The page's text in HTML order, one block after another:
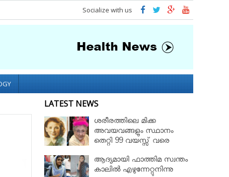
Socialize with us
LATEST NEWS
ശരീരത്തിലെ മിക്ക
അവയവങ്ങളും സ്ഥാനം
തെറ്റി 99 വയസ്സ് വരെ
ആദ്യമായി ഫാത്തിമ സ്വന്തം
കാലില്‍ എഴുന്നേറ്റുനിന്നു